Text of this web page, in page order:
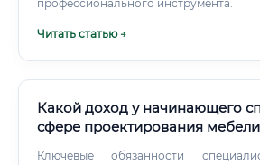
профессионального инструмента.
Читать статью →
Какой доход у начинающего
сфере проектирования
Ключевые обязанности